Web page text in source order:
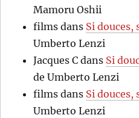
Mamoru Oshii
films dans Si douces,
Umberto Lenzi
Jacques C dans Si
de Umberto Lenzi
films dans Si douces,
Umberto Lenzi